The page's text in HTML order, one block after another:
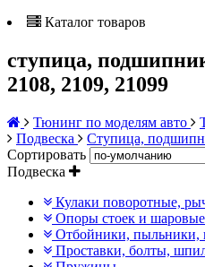
Каталог товаров
ступица,
2108, 2109, 21099
Тюнинг по моделям авто
Подвеска
Ступица,
Сортировать
Подвеска
Кулаки поворотные,
Опоры стоек и
Отбойники, пыльники,
Проставки, болты,